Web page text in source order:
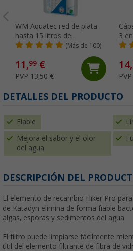
WM Aquatec red de plata
hasta 15 litros de
conservación de agua
(Más de 100)
11,99 €
PVP 13,50 €
3
del
14,
DETALLES DEL PRODUCTO
Fiable
Mejora el sabor y el olor
del agua
DESCRIPCIÓN DEL
El elemento de recambio Hiker Pro
de Katadyn elimina de forma fiable
algas, esporas y sedimentos del agua
El filtro puede limpiarse fácilmente
útil del elemento filtrante de fibra de